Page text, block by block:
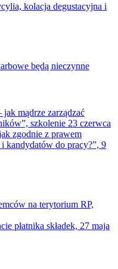
kolacja degustacyjna i
będą nieczynne
mądrze zarządzać
szkolenie 23 czerwca
zgodnie z prawem
kandydatów do pracy?”, 9
na terytorium RP,
płatnika składek, 27 maja